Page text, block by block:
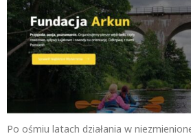
Po ośmiu latach działania w